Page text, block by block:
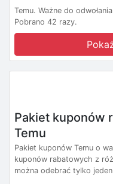
Temu. Ważne do
Pobrano 42 razy.
Pakiet kuponów
Temu
Pakiet kuponów Temu o
kuponów rabatowych z
można odebrać tylko